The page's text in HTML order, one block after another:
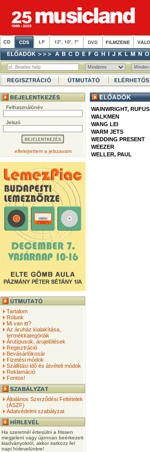
Felhasználónév
Jelszó
elfelejtettem a jelszavam
Tartalom
Rólunk
Mi van itt?
Az áruház kialakítása,
termékkategóriák
Árutípusok, árujelölések
Regisztráció
Bevásárlókosár
Fizetési módok
Szállítási idő és átvételi módok
Reklamáció
Fontos!
Általános Szerződési Feltételek
(ÁSZF)
Adatvédelmi szabályzat
Ha szeretnél értesülni a frissen
megjelent vagy újonnan beérkezett
kiadványokról, akkor iratkozz fel
napi hírlevelünkre!
WAINWRIGHT, RUFUS
WALKMEN
WANG LEI
WARM JETS
WEDDING PRESENT
WEEZER
WELLER, PAUL